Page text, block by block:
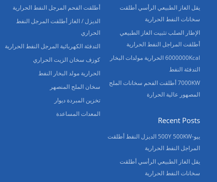
أطلقت الفحم المرجل النفط الحرارية
الديزل / الغاز أطلقت المرجل النفط
الحراري
التدفئة الكهربائية المرجل النفط الحرارية
كوزف سخان الزيت الحراري
الحرارية مولد البخار النفط
سخان الملح المنصهر
تخزين المبردة ديوار
المعدات المساعدة
يقل الغاز الطبيعي الرأسي أطلقت
سخانات النفط الحرارية
الإطار الصلب تثبيت الغاز الطبيعي
أطلقت المراجل النفط الحرارية
6000000Kcal الحرارية مولدات البخار
التدفئة النفط
7000KW أطلقت الفحم سخانات الملح
المصهور عالية الحرارة
Recent Posts
ييو-500Y 500KW الديزل النفط أطلقت
المراجل النفط الحرارية
يقل الغاز الطبيعي الرأسي أطلقت
سخانات النفط الحرارية